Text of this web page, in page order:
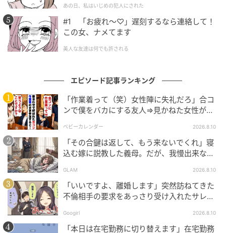
クリエイター情報
ベビーカレンダー
です。みんなのクチコミや体験談から産婦人科検
の記事をもっとみる
あの日、私はいじめの犯人にされた
#1 「お疲れ〜♡」遅刻するなら連絡して！
この女、ナメてます
美人な友達は何でも許される
エピソード記事ランキング
「作業着って（笑）女性陣に失礼だろ」合コ
ンで僕をバカにする友人⇒見かねた女性が放
ベビーカレンダー 2026.8.10
「その合鍵は返して、もう来ないでくれ」寝
込む嫁に説教した義母。だが、我慢出来なか
GLAM 2026.8.10
「いいですよ、離婚します」突然訪ねてきた
不倫相手の要求をあっさり受け入れたサレ妻
Googirl 2026.8.10
「本日は在宅勤務に切り替えます」在宅勤務